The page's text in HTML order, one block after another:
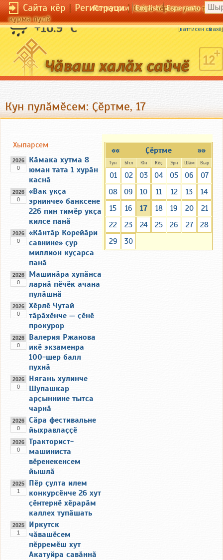
Сайта кӗр|Регистраци|Сайта кӗрсен унпа
курма пулӗ
По-русски English Esperanto
+16.9 °C Васкакан вакка сикнӗ тет.
[ваттисен сӑмахӗ]
Кун пулӑмӗсем: Ҫӗртме, 17
»»
«« Ҫӗртме
Тун Ытл Юн Кӗҫ Эрн Шӑм Выр
01 02 03 04 05 06
07
08
09 10 11 12 13
14
15
16 17 18 19 20
21
22
23 24 25 26 27
28
29
30
Хыпарсем
2026
0
Кӑмака хутма 8
юман тата 1 хурӑн
каснӑ
2026
0
«Вак укҫа
эрнинче» банксене
226 пин тимӗр укҫа
килсе панӑ
2026
0
«Кӑнтӑр Корейӑри
савнине» ҫур
миллион куҫарса
панӑ
2026
0
Машинӑра хупӑнса
ларнӑ пӗчӗк ачана
пулӑшнӑ
2026
0
Хӗрлӗ Чутай
тӑрӑхӗнче — ҫӗнӗ
прокурор
2026
0
Валерия Ржанова
икӗ экзаменра
100-шер балл
пухнӑ
2026
0
Нягань хулинче
Шупашкар
арҫыннине тытса
чарнӑ
2026
0
Сӑра фестивальне
йыхравлаҫҫӗ
2026
0
Тракторист-
машиниста
вӗренекенсем
йышлӑ
2025
1
Пӗр ҫулта илем
конкурсӗнче 26 хут
ҫӗнтернӗ хӗрарӑм
каллех тупӑшать
2025
1
Иркутск
чӑвашӗсем
пӗрремӗш хут
Акатуйра савӑннӑ